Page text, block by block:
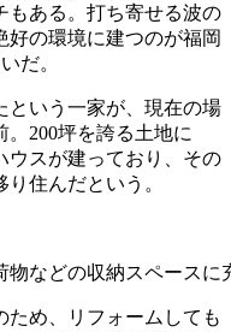
もある。打ち寄せる波の
好の環境に建つのが福岡
だ。
という一家が、現在の場
200坪を誇る土地に
ウスが建っており、その
住んだという。
などの収納スペースに
ため、リフォームしても